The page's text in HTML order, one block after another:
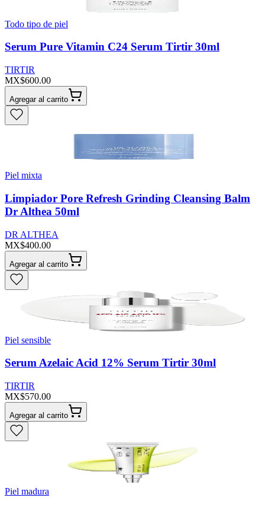
Todo tipo de piel
Serum Pure Vitamin C24 Serum Tirtir 30ml
TIRTIR
MX$600.00
Agregar al carrito
Piel mixta
Limpiador Pore Refresh Grinding Cleansing Balm
Dr Althea 50ml
DR ALTHEA
MX$400.00
Agregar al carrito
Piel sensible
Serum Azelaic Acid 12% Serum Tirtir 30ml
TIRTIR
MX$570.00
Agregar al carrito
Piel madura